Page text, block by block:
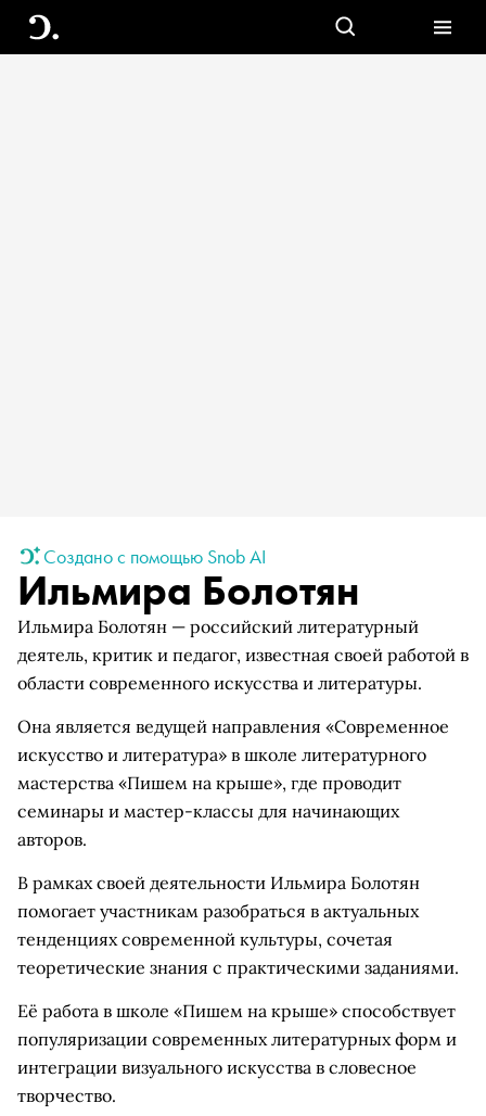
Создано с помощью Snob AI
Ильмира Болотян
Ильмира Болотян — российский литературный
деятель, критик и педагог, известная своей работой в
области современного искусства и литературы.
Она является ведущей направления «Современное
искусство и литература» в школе литературного
мастерства «Пишем на крыше», где проводит
семинары и мастер-классы для начинающих
авторов.
В рамках своей деятельности Ильмира Болотян
помогает участникам разобраться в актуальных
тенденциях современной культуры, сочетая
теоретические знания с практическими заданиями.
Её работа в школе «Пишем на крыше» способствует
популяризации современных литературных форм и
интеграции визуального искусства в словесное
творчество.